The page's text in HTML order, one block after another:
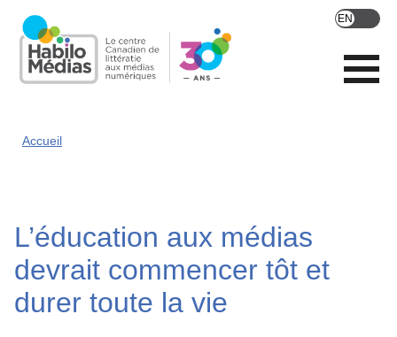
main
content
Accueil
L’éducation aux médias
devrait commencer tôt et
durer toute la vie